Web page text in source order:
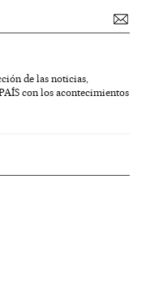
de las noticias,
con los acontecimientos